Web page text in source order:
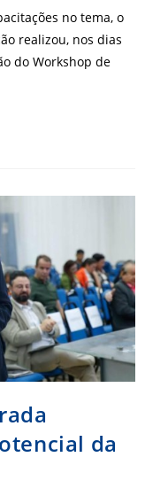
no tema, o
realizou, nos dias
do Workshop de
da